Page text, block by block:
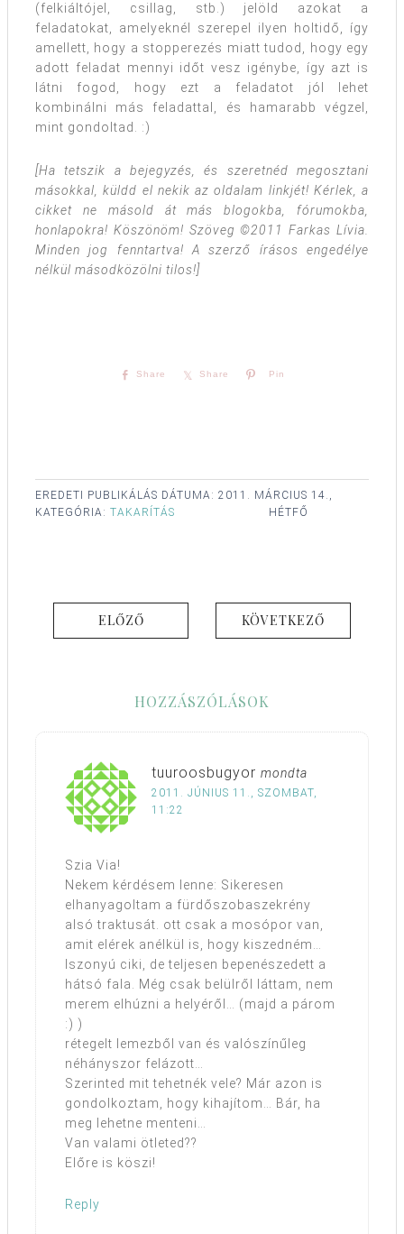
(felkiáltójel, csillag, stb.) jelöld azokat a
feladatokat, amelyeknél szerepel ilyen holtidő, így
amellett, hogy a stopperezés miatt tudod, hogy egy
adott feladat mennyi időt vesz igénybe, így azt is
látni fogod, hogy ezt a feladatot jól lehet
kombinálni más feladattal, és hamarabb végzel,
mint gondoltad. :)
[Ha tetszik a bejegyzés, és szeretnéd megosztani
másokkal, küldd el nekik az oldalam linkjét! Kérlek, a
cikket ne másold át más blogokba, fórumokba,
honlapokra! Köszönöm! Szöveg ©2011 Farkas Lívia.
Minden jog fenntartva! A szerző írásos engedélye
nélkül másodközölni tilos!]
Share Share Pin
EREDETI PUBLIKÁLÁS DÁTUMA: 2011. MÁRCIUS 14.,
HÉTFŐ
KATEGÓRIA: TAKARÍTÁS
ELŐZŐ KÖVETKEZŐ
HOZZÁSZÓLÁSOK
tuuroosbugyor mondta
2011. JÚNIUS 11., SZOMBAT,
11:22
Szia Via!
Nekem kérdésem lenne: Sikeresen
elhanyagoltam a fürdőszobaszekrény
alsó traktusát. ott csak a mosópor van,
amit elérek anélkül is, hogy kiszedném…
Iszonyú ciki, de teljesen bepenészedett a
hátsó fala. Még csak belülről láttam, nem
merem elhúzni a helyéről… (majd a párom
:) )
rétegelt lemezből van és valószínűleg
néhányszor felázott…
Szerinted mit tehetnék vele? Már azon is
gondolkoztam, hogy kihajítom… Bár, ha
meg lehetne menteni…
Van valami ötleted??
Előre is köszi!
Reply